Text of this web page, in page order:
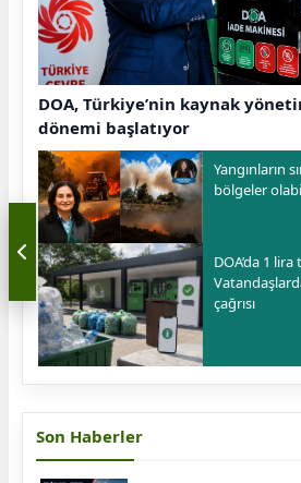
DOA, Türkiye’nin kaynak
dönemi başlatıyor
Yangınların
bölgeler
DOA’da 1 lira
çağrısı
Son Haberler